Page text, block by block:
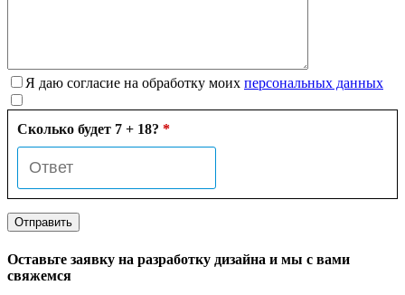
Я даю согласие на обработку моих персональных данных
Сколько будет 7 + 18? *
Оставьте заявку на разработку дизайна и мы с вами
свяжемся